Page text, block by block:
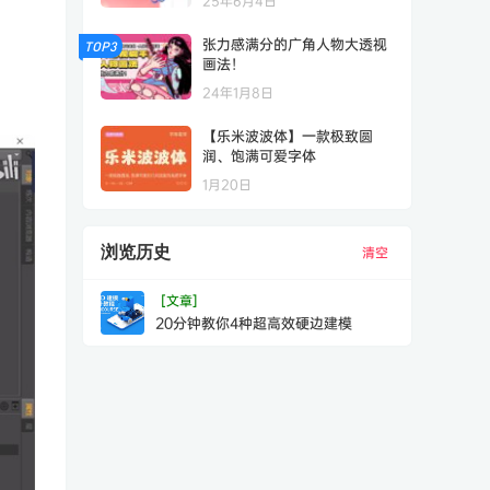
TOP3
张力感满分的广角人物大透视
画法！
24年1月8日
【乐米波波体】一款极致圆
润、饱满可爱字体
1月20日
浏览历史 清空
[文章]
20分钟教你4种超高效硬边建模